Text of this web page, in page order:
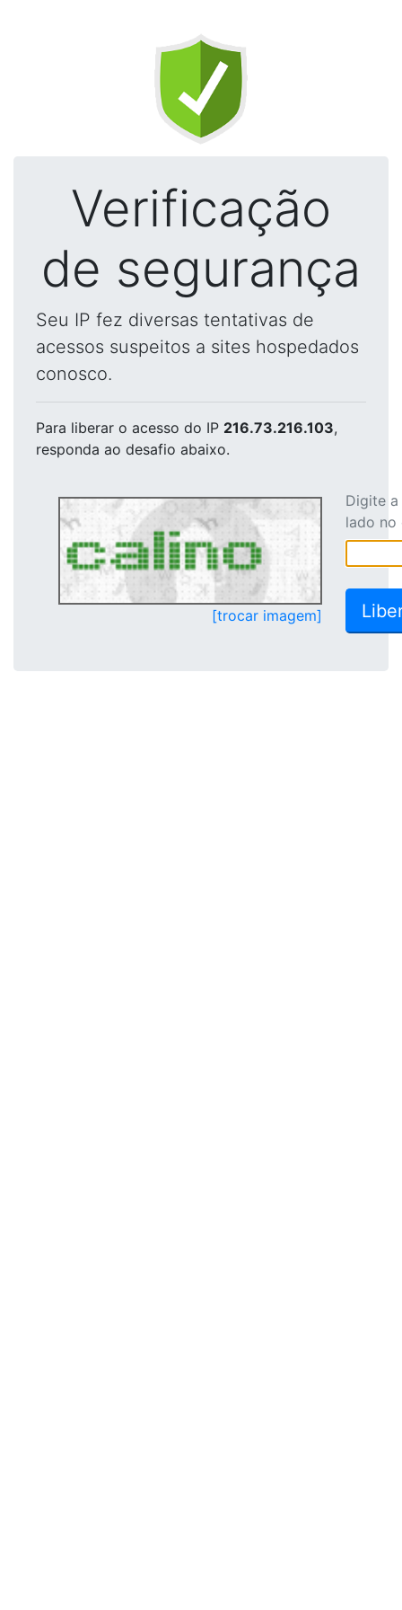
Verificação
de segurança
Seu IP fez diversas tentativas de
acessos suspeitos a sites hospedados
conosco.
Para liberar o acesso do IP 216.73.216.103,
responda ao desafio abaixo.
[trocar imagem]
Digite
lado no